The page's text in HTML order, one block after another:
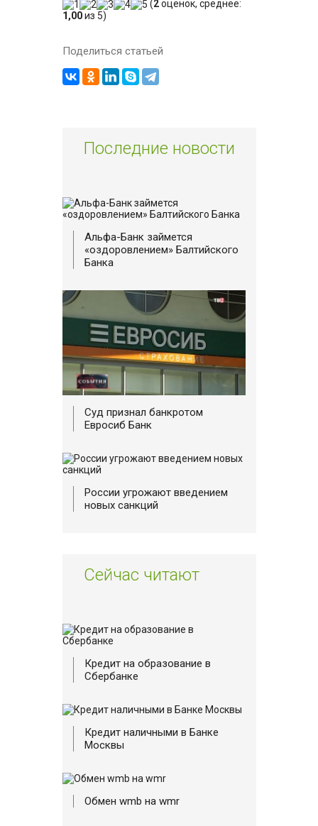
(2оценок, среднее:
1,00из 5)
Поделиться статьей
Последние новости
Альфа-Банк займется
«оздоровлением» Балтийского
Банка
Суд признал банкротом
Евросиб Банк
России угрожают введением
новых санкций
Сейчас читают
Кредит на образование в
Сбербанке
Кредит наличными в Банке
Москвы
Обмен wmb на wmr